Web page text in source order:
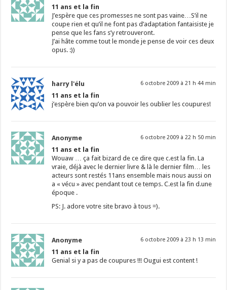
11 ans et la fin
J’espère que ces promesses ne sont pas vaine…S’il ne
coupe rien et qu’il ne font pas d’adaptation fantaisiste je
pense que les fans s’y retrouveront.
J’ai hâte comme tout le monde je pense de voir ces deux
opus. :))
harry l'élu 6 octobre 2009 à 21 h 44 min
11 ans et la fin
j’espère bien qu’on va pouvoir les oublier les coupures!
Anonyme 6 octobre 2009 à 22 h 50 min
11 ans et la fin
Wouaw … ça fait bizard de ce dire que c.est la fin. La
vraie, déjà avec le dernier livre & là le dernier film… les
acteurs sont restés 11ans ensemble mais nous aussi on
a « vécu » avec pendant tout ce temps. C.est la fin d.une
époque .
PS: J. adore votre site bravo à tous =).
Anonyme 6 octobre 2009 à 23 h 13 min
11 ans et la fin
Genial si y a pas de coupures !!! Ougui est content !